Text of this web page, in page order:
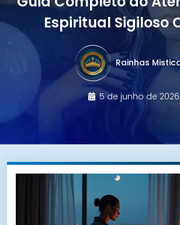
Espiritual Sigiloso
Rainhas
5 de junho de 2026